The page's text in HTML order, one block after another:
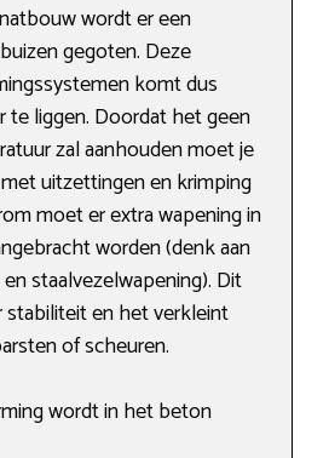
wordt er een
gegoten. Deze
komt dus
te liggen. Doordat het geen
zal aanhouden moet je
uitzettingen en krimping
moet er extra wapening in
worden (denk aan
staalvezelwapening). Dit
en het verkleint
of scheuren.
wordt in het beton